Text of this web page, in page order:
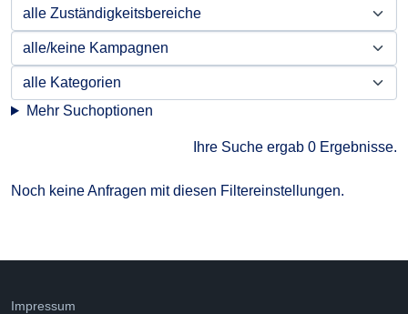
Mehr Suchoptionen
Ihre Suche ergab 0 Ergebnisse.
Noch keine Anfragen mit diesen Filtereinstellungen.
Impressum